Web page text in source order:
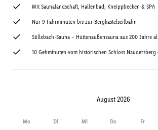
Mit Saunalandschaft, Hallenbad, Kneippbecken & SPA
Nur 9 Fahrminuten bis zur Bergkastelseilbahn
Stillebach-Sauna – Hüttenaußensauna aus 200 Jahre
10 Gehminuten vom historischen Schloss Naudersberg
August 2026
Mo Di Mi Do Fr